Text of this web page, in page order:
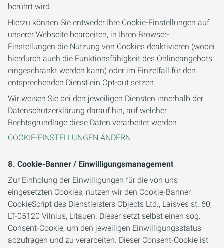
berührt wird.
Hierzu können Sie entweder Ihre Cookie-Einstellungen auf
unserer Webseite bearbeiten, in Ihren Browser-
Einstellungen die Nutzung von Cookies deaktivieren (wobei
hierdurch auch die Funktionsfähigkeit des Onlineangebots
eingeschränkt werden kann) oder im Einzelfall für den
entsprechenden Dienst ein Opt-out setzen.
Wir weisen Sie bei den jeweiligen Diensten innerhalb der
Datenschutzerklärung darauf hin, auf welcher
Rechtsgrundlage diese Daten verarbeitet werden.
COOKIE-EINSTELLUNGEN ÄNDERN
8. Cookie-Banner / Einwilligungsmanagement
Zur Einholung der Einwilligungen für die von uns
eingesetzten Cookies, nutzen wir den Cookie-Banner
CookieScript des Dienstleisters Objects Ltd., Laisves st. 60,
LT-05120 Vilnius, Litauen. Dieser setzt selbst einen sog.
Consent-Cookie, um den jeweiligen Einwilligungsstatus
abzufragen und zu verarbeiten. Dieser Consent-Cookie ist